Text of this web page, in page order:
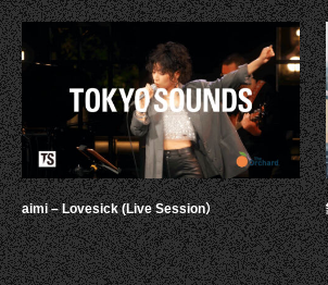
aimi – Lovesick (Live Session）